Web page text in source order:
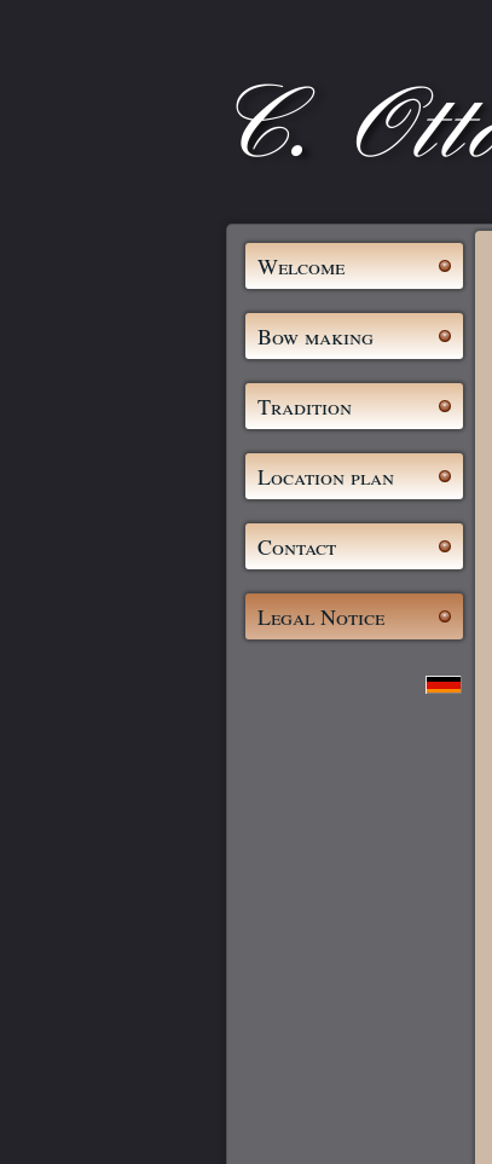
Welcome
Bow making
Tradition
Location plan
Contact
Legal Notice